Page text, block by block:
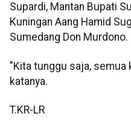
Supardi, Mantan Bupati
Kuningan Aang Hamid
Sumedang Don Murdono.
"Kita tunggu saja, semua
katanya.
T.KR-LR